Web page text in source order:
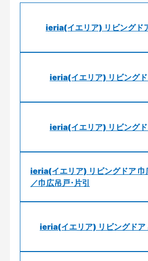
ieria(イエリア) リビングド
ieria(イエリア) リビング
ieria(イエリア) リビング
ieria(イエリア) リビングドア 巾
／巾広吊戸･片引
ieria(イエリア) リビングドア